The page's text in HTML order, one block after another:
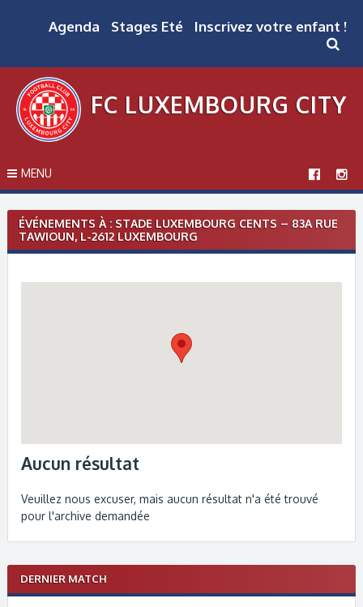
Agenda Stages Eté Inscrivez votre enfant !
FC LUXEMBOURG CITY
MENU
ÉVÉNEMENTS À : STADE LUXEMBOURG CENTS – 83A RUE
TAWIOUN, L-2612 LUXEMBOURG
Aucun résultat
Veuillez nous excuser, mais aucun résultat n'a été trouvé
pour l'archive demandée
DERNIER MATCH